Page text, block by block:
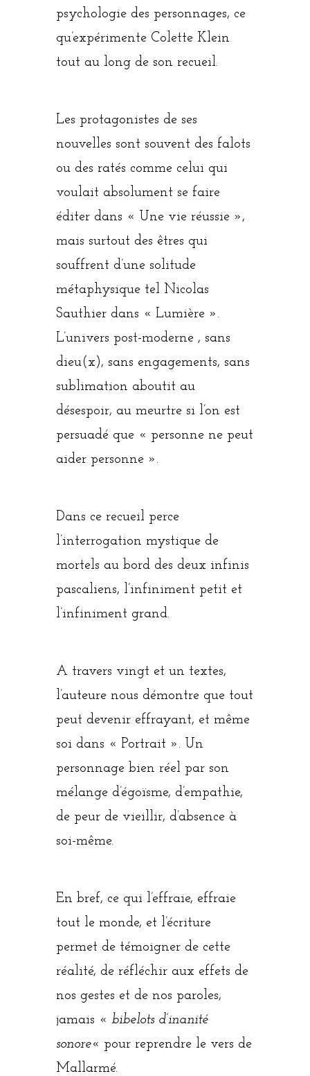
psychologie des personnages, ce
qu’expérimente Colette Klein
tout au long de son recueil.
Les protagonistes de ses
nouvelles sont souvent des falots
ou des ratés comme celui qui
voulait absolument se faire
éditer dans « Une vie réussie »,
mais surtout des êtres qui
souffrent d’une solitude
métaphysique tel Nicolas
Sauthier dans « Lumière ».
L’univers post-moderne , sans
dieu(x), sans engagements, sans
sublimation aboutit au
désespoir, au meurtre si l’on est
persuadé que « personne ne peut
aider personne ».
Dans ce recueil perce
l’interrogation mystique de
mortels au bord des deux infinis
pascaliens, l’infiniment petit et
l’infiniment grand.
A travers vingt et un textes,
l’auteure nous démontre que tout
peut devenir effrayant, et même
soi dans « Portrait ». Un
personnage bien réel par son
mélange d’égoïsme, d’empathie,
de peur de vieillir, d’absence à
soi-même.
En bref, ce qui l’effraie, effraie
tout le monde, et l’écriture
permet de témoigner de cette
réalité, de réfléchir aux effets de
nos gestes et de nos paroles,
jamais « bibelots d’inanité
sonore« pour reprendre le vers de
Mallarmé.